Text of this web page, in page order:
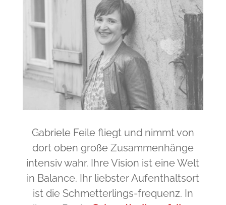
Gabriele Feile fliegt und nimmt von
dort oben große Zusammenhänge
intensiv wahr. Ihre Vision ist eine Welt
in Balance. Ihr liebster Aufenthaltsort
ist die Schmetterlings-frequenz. In